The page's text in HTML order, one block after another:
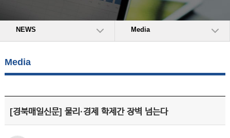
NEWS Media
Media
[경북매일신문] 물리·경제 학제간 장벽 넘는다